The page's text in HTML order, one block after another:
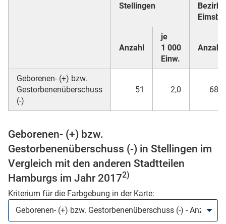
Stellingen
Bezirk
Anzahl
je
1 000
Einw.
Anzahl
Geborenen- (+) bzw.
Gestorbenenüberschuss
(-)
51 2,0 680
Geborenen- (+) bzw.
Gestorbenenüberschuss (-) in Stellingen im
Vergleich mit den anderen Stadtteilen
Hamburgs im Jahr 20172)
Kriterium für die Farbgebung in der Karte: